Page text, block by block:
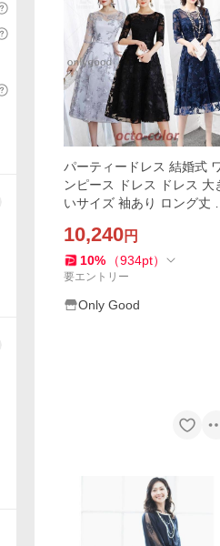
パーティードレス 結婚式
ンピース ドレス ドレス 大
いサイズ 袖あり ロング丈 ロ
ス おしゃれ 20代 30代 40代
50代
10,240円
10% （934pt）
要エントリー
Only Good